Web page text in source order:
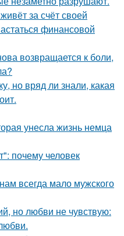
за счёт своей
финансовой
возвращается к боли,
но вряд ли знали, какая
унесла жизнь немца
почему человек
всегда мало мужского
но любви не чувствую: